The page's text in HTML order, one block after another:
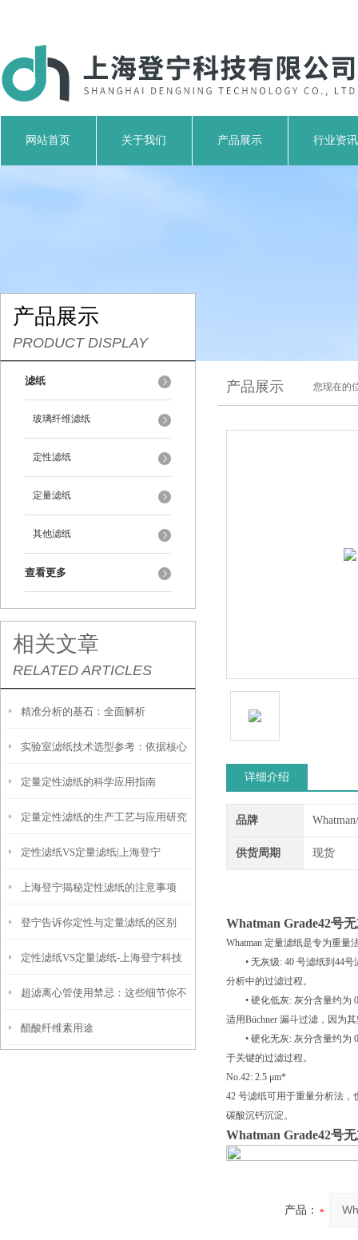
网站首页 关于我们 产品展示 行业资讯
产品展示
PRODUCT DISPLAY
滤纸
玻璃纤维滤纸
定性滤纸
定量滤纸
其他滤纸
查看更多
相关文章
RELATED ARTICLES
精准分析的基石：全面解析
Whatman™定量滤纸的选择与应用
实验室滤纸技术选型参考：依据核心
参数匹配实验需求
定量定性滤纸的科学应用指南
定量定性滤纸的生产工艺与应用研究
定性滤纸VS定量滤纸|上海登宁
上海登宁揭秘定性滤纸的注意事项
登宁告诉你定性与定量滤纸的区别
定性滤纸VS定量滤纸-上海登宁科技
有限公司
超滤离心管使用禁忌：这些细节你不
能错过
醋酸纤维素用途
产品展示 您现在的
详细介绍
品牌
供货周期 现货
Whatman Grade42号
Whatman 定量滤纸是专为重
• 无灰级: 40 号滤纸到44号
分析中的过滤过程。
• 硬化低灰: 灰分含量约为
适用Büchner 漏斗过滤，因为
• 硬化无灰: 灰分含量约为
于关键的过滤过程。
No.42: 2.5 μm*
42 号滤纸可用于重量分析法，
碳酸沉钙沉淀。
Whatman Grade42号
产品：